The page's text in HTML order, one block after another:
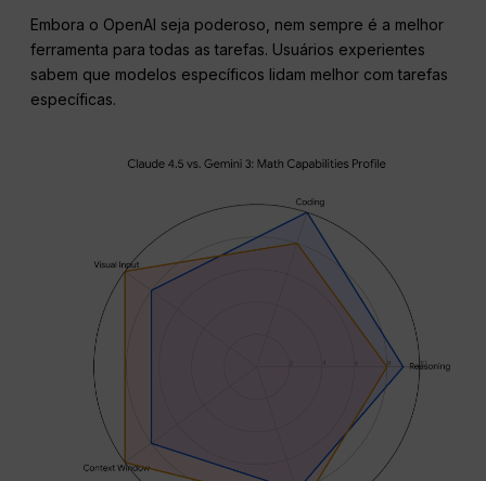
Embora o OpenAI seja poderoso, nem sempre é a melhor
ferramenta para todas as tarefas. Usuários experientes
sabem que modelos específicos lidam melhor com tarefas
específicas.